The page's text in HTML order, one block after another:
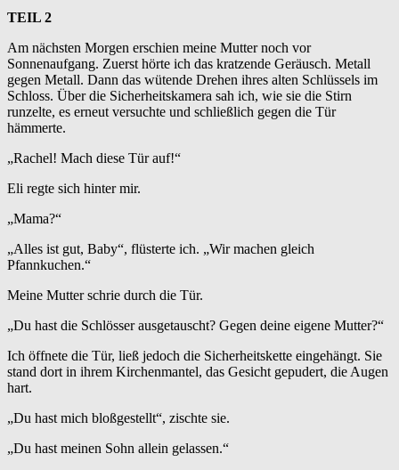
TEIL 2
Am nächsten Morgen erschien meine Mutter noch vor
Sonnenaufgang. Zuerst hörte ich das kratzende Geräusch. Metall
gegen Metall. Dann das wütende Drehen ihres alten Schlüssels im
Schloss. Über die Sicherheitskamera sah ich, wie sie die Stirn
runzelte, es erneut versuchte und schließlich gegen die Tür
hämmerte.
„Rachel! Mach diese Tür auf!“
Eli regte sich hinter mir.
„Mama?“
„Alles ist gut, Baby“, flüsterte ich. „Wir machen gleich
Pfannkuchen.“
Meine Mutter schrie durch die Tür.
„Du hast die Schlösser ausgetauscht? Gegen deine eigene Mutter?“
Ich öffnete die Tür, ließ jedoch die Sicherheitskette eingehängt. Sie
stand dort in ihrem Kirchenmantel, das Gesicht gepudert, die Augen
hart.
„Du hast mich bloßgestellt“, zischte sie.
„Du hast meinen Sohn allein gelassen.“